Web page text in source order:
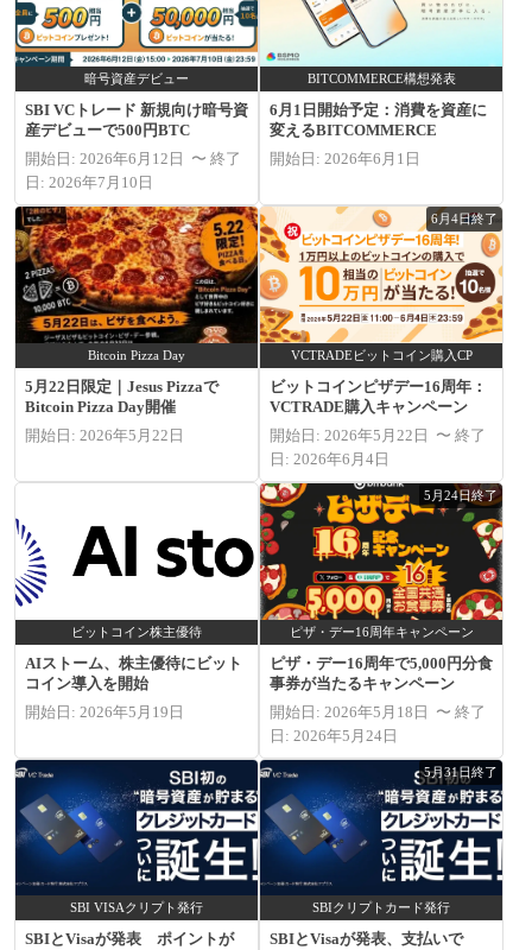
暗号資産デビュー
SBI VCトレード 新規向け暗号資
産デビューで500円BTC
開始日: 2026年6月12日 〜 終了
日: 2026年7月10日
BITCOMMERCE構想発表
6月1日開始予定：消費を資産に
変えるBITCOMMERCE
開始日: 2026年6月1日
Bitcoin Pizza Day
5月22日限定｜Jesus Pizzaで
Bitcoin Pizza Day開催
開始日: 2026年5月22日
6月4日終了
VCTRADEビットコイン購入CP
ビットコインピザデー16周年：
VCTRADE購入キャンペーン
開始日: 2026年5月22日 〜 終了
日: 2026年6月4日
ビットコイン株主優待
AIストーム、株主優待にビット
コイン導入を開始
開始日: 2026年5月19日
5月24日終了
ピザ・デー16周年キャンペーン
ピザ・デー16周年で5,000円分食
事券が当たるキャンペーン
開始日: 2026年5月18日 〜 終了
日: 2026年5月24日
SBI VISAクリプト発行
SBIとVisaが発表 ポイントが
5月31日終了
SBIクリプトカード発行
SBIとVisaが発表、支払いで